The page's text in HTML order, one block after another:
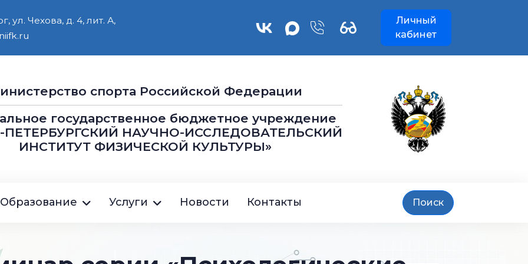
ул. Чехова, д. 4, лит. А,
Личный
кабинет
cпорта Российской Федерации
государственное бюджетное учреждение
ПЕТЕРБУРГСКИЙ НАУЧНО-ИССЛЕДОВАТЕЛЬСКИЙ
ИНСТИТУТ ФИЗИЧЕСКОЙ КУЛЬТУРЫ»
Образование Услуги Новости Контакты Поиск